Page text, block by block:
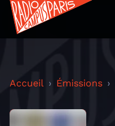
Accueil Émissions